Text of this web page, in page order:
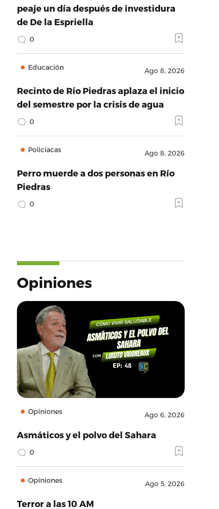
peaje un día después de investidura
de De la Espriella
0
Educación Ago 8, 2026
Recinto de Río Piedras aplaza el inicio
del semestre por la crisis de agua
0
Policíacas Ago 8, 2026
Perro muerde a dos personas en Río
Piedras
0
Opiniones
Opiniones Ago 6, 2026
Asmáticos y el polvo del Sahara
0
Opiniones Ago 5, 2026
Terror a las 10 AM